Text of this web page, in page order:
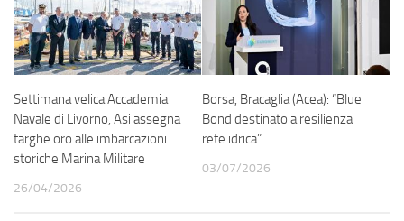
Settimana velica Accademia
Navale di Livorno, Asi assegna
targhe oro alle imbarcazioni
storiche Marina Militare
26/04/2026
Borsa, Bracaglia (Acea): “Blue
Bond destinato a resilienza
rete idrica”
03/07/2026